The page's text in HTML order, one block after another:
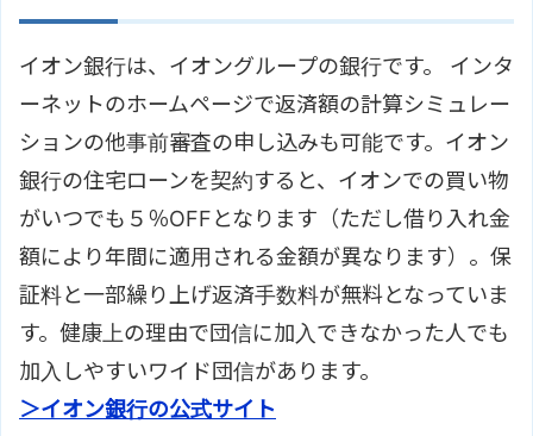
イオン銀行は、イオングループの銀行です。 インタ
ーネットのホームページで返済額の計算シミュレー
ションの他事前審査の申し込みも可能です。イオン
銀行の住宅ローンを契約すると、イオンでの買い物
がいつでも５％OFFとなります（ただし借り入れ金
額により年間に適用される金額が異なります）。保
証料と一部繰り上げ返済手数料が無料となっていま
す。健康上の理由で団信に加入できなかった人でも
加入しやすいワイド団信があります。
＞イオン銀行の公式サイト